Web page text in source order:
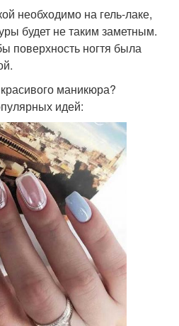
необходимо на гель-лаке,
будет не таким заметным.
поверхность ногтя была
маникюра?
идей: